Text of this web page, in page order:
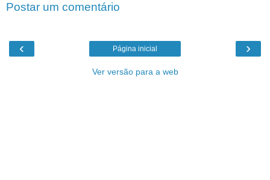
Postar um comentário
‹ ›
Página inicial
Ver versão para a web